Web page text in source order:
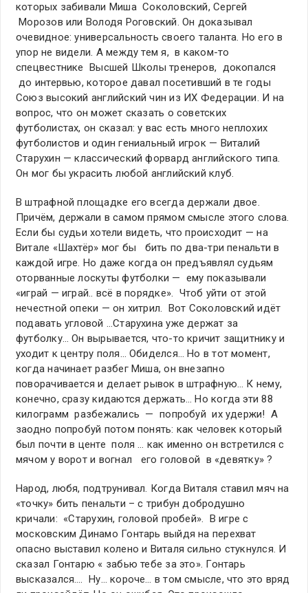
которых забивали Миша Соколовский, Сергей
Морозов или Володя Роговский. Он доказывал
очевидное: универсальность своего таланта. Но его в
упор не видели. А между тем я, в каком-то
спецвестнике Высшей Школы тренеров, докопался
до интервью, которое давал посетивший в те годы
Союз высокий английский чин из ИХ Федерации. И на
вопрос, что он может сказать о советских
футболистах, он сказал: у вас есть много неплохих
футболистов и один гениальный игрок — Виталий
Старухин — классический форвард английского типа.
Он мог бы украсить любой английский клуб.
В штрафной площадке его всегда держали двое.
Причём, держали в самом прямом смысле этого слова.
Если бы судьи хотели видеть, что происходит — на
Витале «Шахтёр» мог бы бить по два-три пенальти в
каждой игре. Но даже когда он предъявлял судьям
оторванные лоскуты футболки — ему показывали
«играй — играй.. всё в порядке». Чтоб уйти от этой
нечестной опеки — он хитрил. Вот Соколовский идёт
подавать угловой …Старухина уже держат за
футболку… Он вырывается, что-то кричит защитнику и
уходит к центру поля… Обиделся… Но в тот момент,
когда начинает разбег Миша, он внезапно
поворачивается и делает рывок в штрафную… К нему,
конечно, сразу кидаются держать… Но когда эти 88
килограмм разбежались — попробуй их удержи! А
заодно попробуй потом понять: как человек который
был почти в центе поля … как именно он встретился с
мячом у ворот и вогнал его головой в «девятку» ?
Народ, любя, подтрунивал. Когда Виталя ставил мяч на
«точку» бить пенальти – с трибун добродушно
кричали: «Старухин, головой пробей». В игре с
московским Динамо Гонтарь выйдя на перехват
опасно выставил колено и Виталя сильно стукнулся. И
сказал Гонтарю « забью тебе за это». Гонтарь
высказался…. Ну… короче… в том смысле, что это вряд